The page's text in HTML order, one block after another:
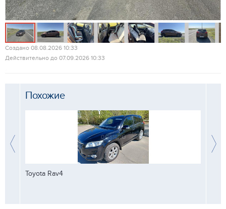
Создано 08.08.2026 10:33
Действительно до 07.09.2026 10:33
Похожие
Toyota Rav4